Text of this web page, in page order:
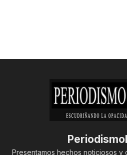
Presentamos hechos noticiosos